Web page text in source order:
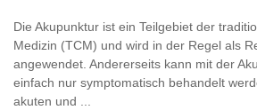
Die Akupunktur ist ein Teilgebiet der
Medizin (TCM) und wird in der Regel als
angewendet. Andererseits kann mit der
einfach nur symptomatisch behandelt
akuten und ...